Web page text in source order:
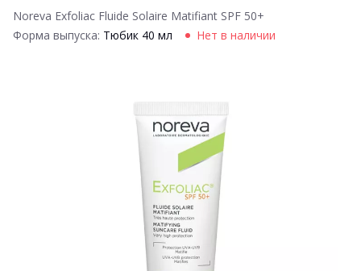
Noreva Exfoliac Fluide Solaire Matifiant SPF 50+
Форма выпуска: Тюбик 40 мл Нет в наличии